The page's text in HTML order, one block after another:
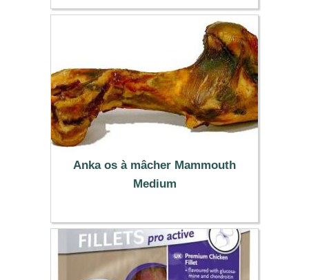
6.79 €
Anka os à mâcher Mammouth
Medium
6.19 €